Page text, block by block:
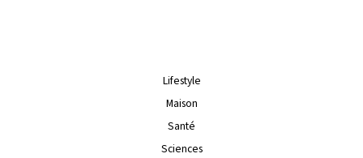
Lifestyle
Maison
Santé
Sciences